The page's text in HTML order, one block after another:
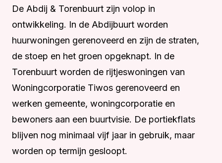
De Abdij & Torenbuurt zijn volop in
ontwikkeling. In de Abdijbuurt worden
huurwoningen gerenoveerd en zijn de straten,
de stoep en het groen opgeknapt. In de
Torenbuurt worden de rijtjeswoningen van
Woningcorporatie Tiwos gerenoveerd en
werken gemeente, woningcorporatie en
bewoners aan een buurtvisie. De portiekflats
blijven nog minimaal vijf jaar in gebruik, maar
worden op termijn gesloopt.